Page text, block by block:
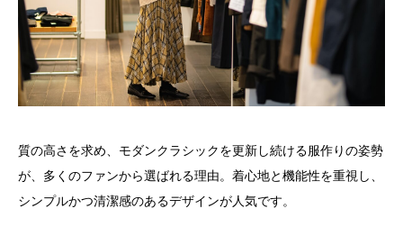
質の高さを求め、モダンクラシックを更新し続ける服作りの姿勢
が、多くのファンから選ばれる理由。着心地と機能性を重視し、
シンプルかつ清潔感のあるデザインが人気です。